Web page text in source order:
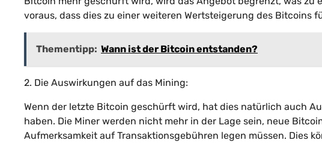
voraus, dass dies zu einer weiteren Wertsteigerung des Bitcoins
Thementipp: Wann ist der Bitcoin entstanden?
2. Die Auswirkungen auf das Mining:
Wenn der letzte Bitcoin geschürft wird, hat dies natürlich auch
haben. Die Miner werden nicht mehr in der Lage sein, neue
Aufmerksamkeit auf Transaktionsgebühren legen müssen. Dies